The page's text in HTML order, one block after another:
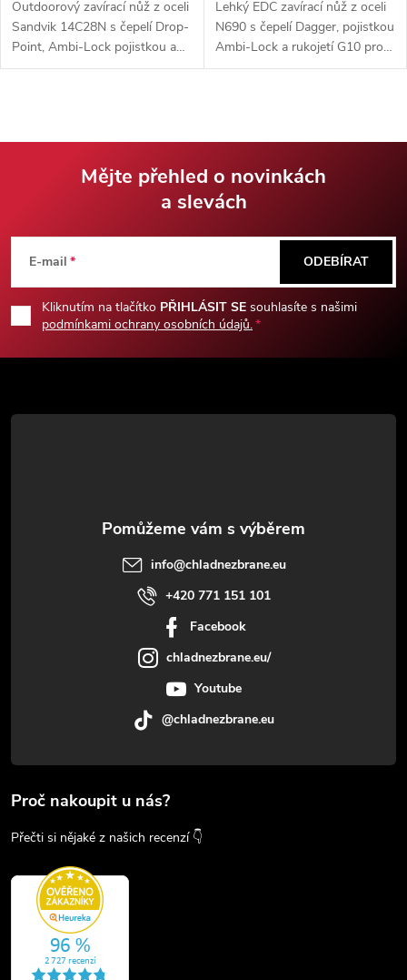
outdoor i taktické použití v
terénu .
Outdoorový zavírací nůž z oceli
Sandvik 14C28N s čepelí Drop-
Point, Ambi-Lock pojistkou a
rukojetí G10 pro EDC i lov.
Lehký EDC zavírací nůž z oceli
N690 s čepelí Dagger, pojistkou
Ambi-Lock a rukojetí G10 pro
každodenní nošení i outdoor.
p
a
Mějte přehled o novinkách
a slevách
E-mail
Kliknutím na tlačítko PŘIHLÁSIT SE souhlasíte s našimi
podmínkami ochrany osobních údajů.
ODEBÍRAT
info@chladnezbrane.eu
+420 771 151 101
Facebook
chladnezbrane.eu/
Youtube
@chladnezbrane.eu
Proč nakoupit u nás?
Přečti si nějaké z našich recenzí 👇